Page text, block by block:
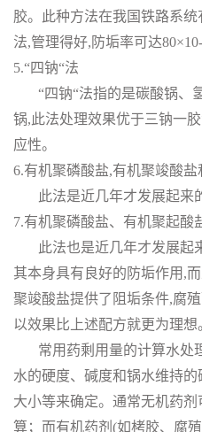
胶。此种方法在我国铁路系
法,管理得好,防垢率可达80×10-
5.“四钠“法
“四钠“法指的是碳酸锅、
锅,此法处理效果优于三钠一
应性。
6.有机聚磷酸盐,有机聚竣酸盐
此法是近几年才发展起来
7.有机聚磷酸盐、有机聚起酸
此法也是近几年才发展起
其本身具有良好的防垢作用,
聚竣酸盐提供了阻垢条件,腐
以效果比上述配方就更为理想
常用药剩用量的计算水处
水的硬度、碱度和锅水维持
大小等来确定。通常无机药
算；而有机药剂(如栲胶、腐